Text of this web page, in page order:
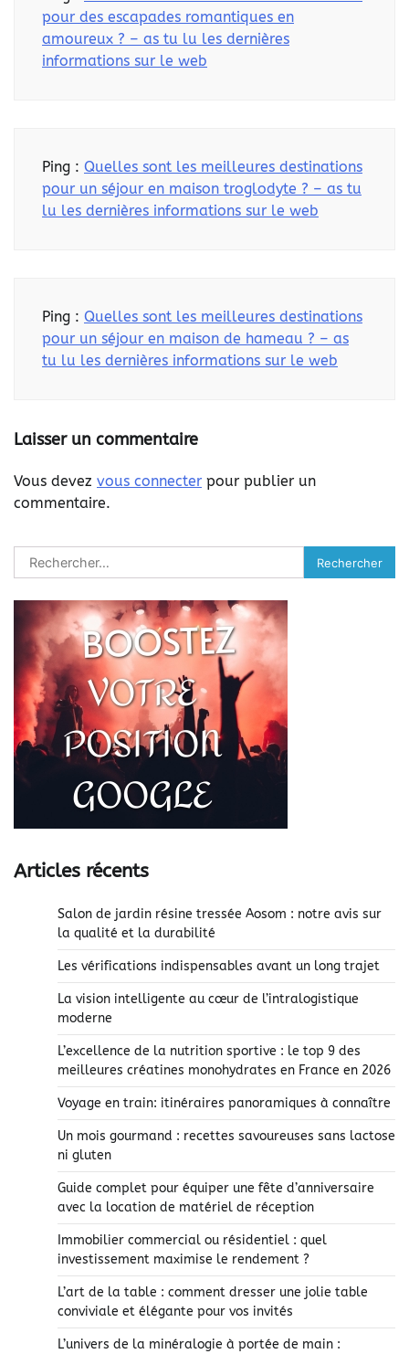
pour des escapades romantiques en
amoureux ? – as tu lu les dernières
informations sur le web
Ping : Quelles sont les meilleures destinations
pour un séjour en maison troglodyte ? – as tu
lu les dernières informations sur le web
Ping : Quelles sont les meilleures destinations
pour un séjour en maison de hameau ? – as
tu lu les dernières informations sur le web
Laisser un commentaire
Vous devez vous connecter pour publier un
commentaire.
Rechercher :
Articles récents
Salon de jardin résine tressée Aosom : notre avis sur
la qualité et la durabilité
Les vérifications indispensables avant un long trajet
La vision intelligente au cœur de l’intralogistique
moderne
L’excellence de la nutrition sportive : le top 9 des
meilleures créatines monohydrates en France en 2026
Voyage en train: itinéraires panoramiques à connaître
Un mois gourmand : recettes savoureuses sans lactose
ni gluten
Guide complet pour équiper une fête d’anniversaire
avec la location de matériel de réception
Immobilier commercial ou résidentiel : quel
investissement maximise le rendement ?
L’art de la table : comment dresser une jolie table
conviviale et élégante pour vos invités
L’univers de la minéralogie à portée de main :